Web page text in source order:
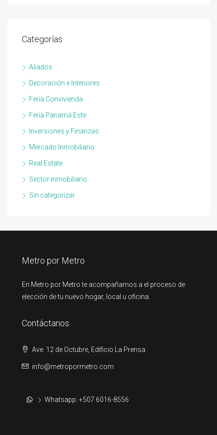
Categorías
Aliados
Decoración e Interiores
Feria Convivienda
Feria Panamá Este
Inversiones y Finanzas
Mercado Inmobiliario
Real Estate
Sector inmobiliario
Sin categorizar
Metro por Metro
En Metro por Metro te acompañamos a el proceso de
elección de tu nuevo hogar, local u oficina.
Contáctanos
Ave. 12 de Octubre, Edificio La Prensa.
info@metropormetro.com
Whatsapp: +507 6016-8556